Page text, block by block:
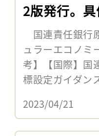
2版発行。
国連責任銀行
ュラーエコノミ
考】【国際】国
標設定ガイダン
2023/04/21